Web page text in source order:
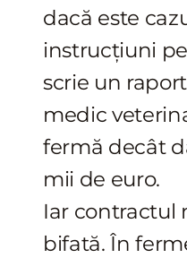
dacă este
instrucțiuni
scrie un
medic
fermă decât
mii de euro.
Iar contractul
bifată. În